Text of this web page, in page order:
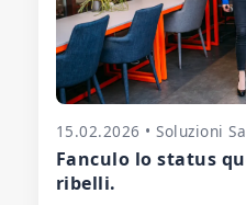
15.02.2026 • Soluzioni
Fanculo lo status
ribelli.